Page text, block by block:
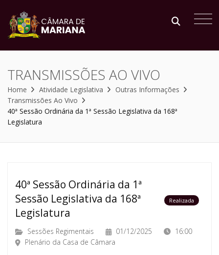
TRANSMISSÕES AO VIVO
Home Atividade Legislativa
Outras Informações
Transmissões Ao Vivo
40ª Sessão Ordinária da 1ª Sessão Legislativa da 168ª
Legislatura
40ª Sessão Ordinária da 1ª
Sessão Legislativa da 168ª
Legislatura
Realizada
Sessões Regimentais 01/12/2025
16:00
Plenário da Casa de Câmara